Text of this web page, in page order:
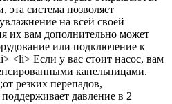
эта система позволяет
на всей своей
их вам дополнительно может
или подключение к
<li> Если у вас стоит насос, вам
капельницами.
резких перепадов,
давление в 2